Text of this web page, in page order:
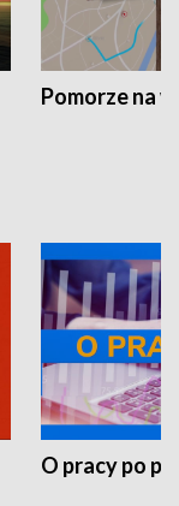
Pomorze na
O pracy po